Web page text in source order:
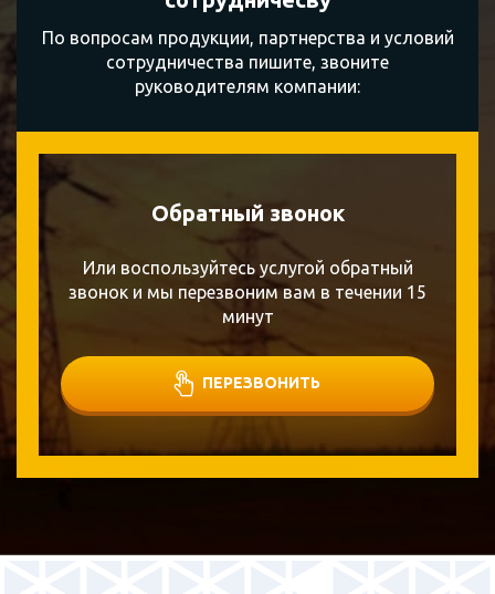
По вопросам продукции, партнерства и условий
сотрудничества пишите, звоните
руководителям компании:
Обратный звонок
Или воспользуйтесь услугой обратный
звонок и мы перезвоним вам в течении 15
минут
ПЕРЕЗВОНИТЬ